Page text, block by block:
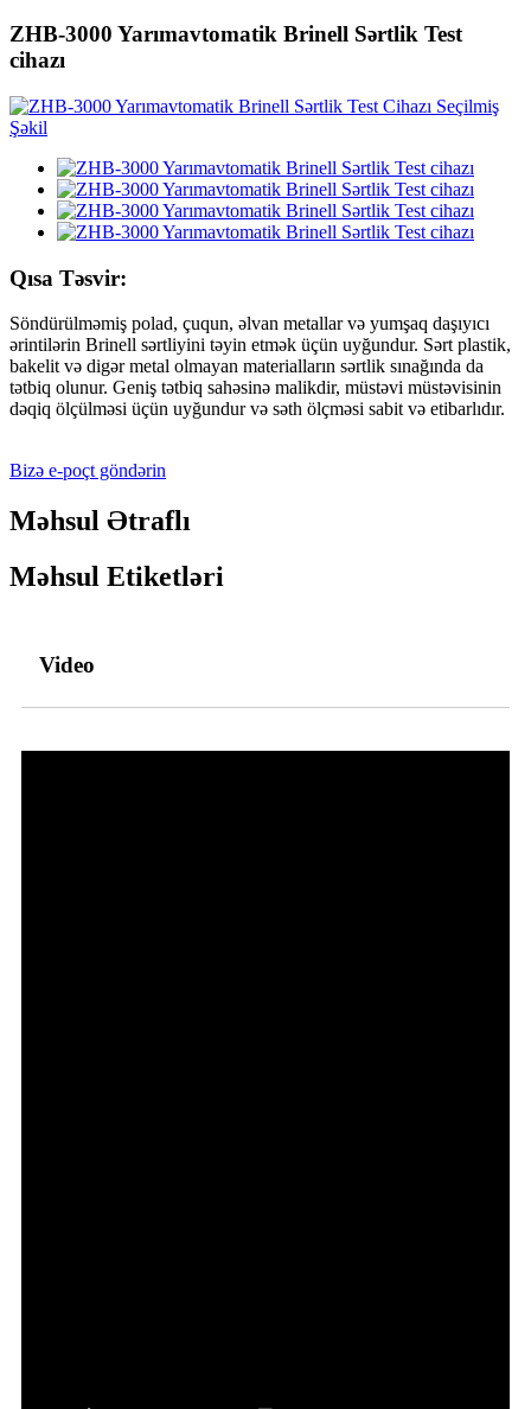
ZHB-3000 Yarımavtomatik Brinell Sərtlik Test
cihazı
Qısa Təsvir:
Söndürülməmiş polad, çuqun, əlvan metallar və yumşaq daşıyıcı
ərintilərin Brinell sərtliyini təyin etmək üçün uyğundur. Sərt plastik,
bakelit və digər metal olmayan materialların sərtlik sınağında da
tətbiq olunur. Geniş tətbiq sahəsinə malikdir, müstəvi müstəvisinin
dəqiq ölçülməsi üçün uyğundur və səth ölçməsi sabit və etibarlıdır.
Bizə e-poçt göndərin
Məhsul Ətraflı
Məhsul Etiketləri
Video